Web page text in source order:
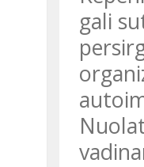
gali